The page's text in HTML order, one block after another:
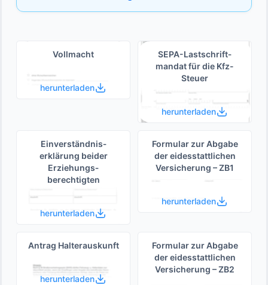
Vollmacht
herunterladen
SEPA-Lastschrift­
mandat für die Kfz-
Steuer
herunterladen
Einverständnis­
erklärung beider
Erziehungs­
berechtigten
herunterladen
Formular zur Abgabe
der eides­stattlichen
Versicherung – ZB1
herunterladen
Antrag Halterauskunft
herunterladen
Formular zur Abgabe
der eides­stattlichen
Versicherung – ZB2